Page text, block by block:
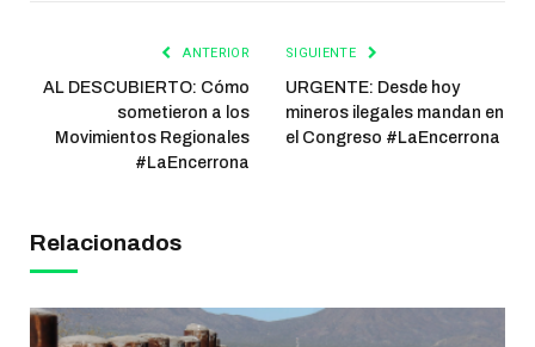
ANTERIOR
AL DESCUBIERTO: Cómo
sometieron a los
Movimientos Regionales
#LaEncerrona
SIGUIENTE
URGENTE: Desde hoy
mineros ilegales mandan en
el Congreso #LaEncerrona
Relacionados